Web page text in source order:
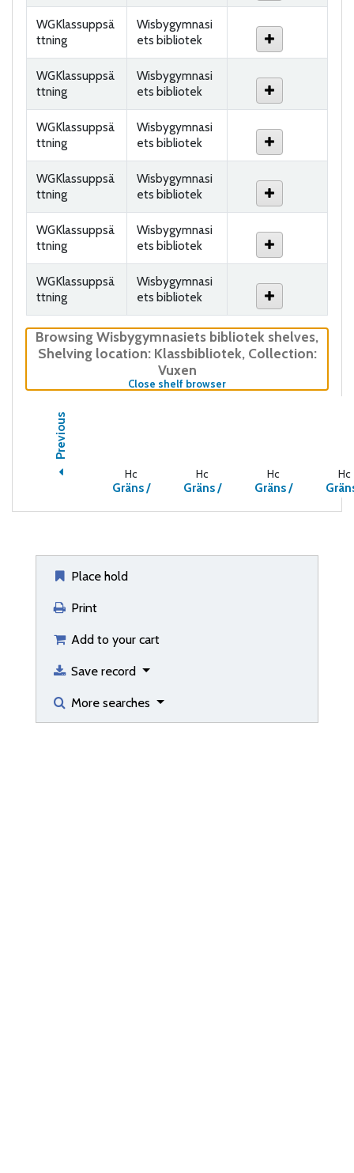
WGKlassuppsä
ttning
Wisbygymnasi
ets bibliotek
WGKlassuppsä
ttning
Wisbygymnasi
ets bibliotek
WGKlassuppsä
ttning
Wisbygymnasi
ets bibliotek
WGKlassuppsä
ttning
Wisbygymnasi
ets bibliotek
WGKlassuppsä
ttning
Wisbygymnasi
ets bibliotek
WGKlassuppsä
ttning
Wisbygymnasi
ets bibliotek
Browsing Wisbygymnasiets bibliotek shelves,
Shelving location:Klassbibliotek, Collection:
Vuxen
Close shelf browser(Hides shelf browser)
Previous
Hc
Gräns /
Hc
Gräns /
Hc
Gräns /
Hc
Place hold
Print
Add to your cart
Save record
More searches